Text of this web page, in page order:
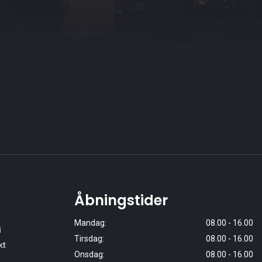
Åbningstider
Mandag:
08.00 - 16.00
Tirsdag:
08.00 - 16.00
Onsdag:
08.00 - 16.00